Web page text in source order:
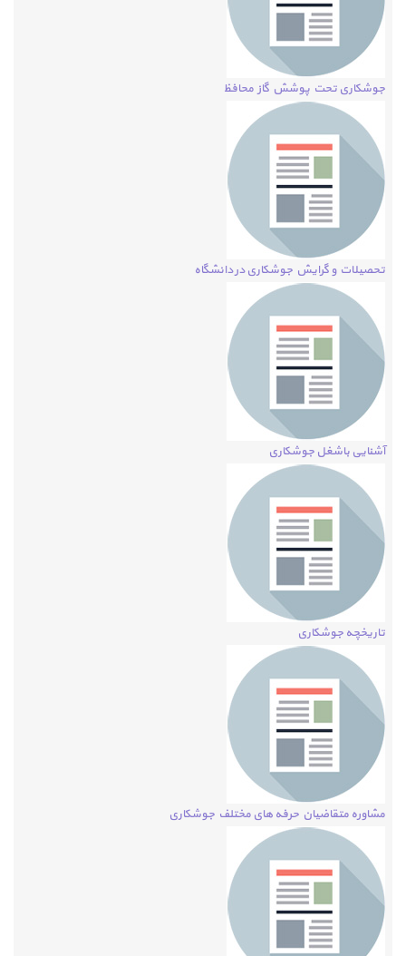
جوشکاری تحت پوشش گاز محافظ
تحصیلات و گرایش جوشکاری در دانشگاه
آشنایی باشغل جوشکاری
تاریخچه جوشکاری
مشاوره متقاضیان حرفه های مختلف جوشکاری